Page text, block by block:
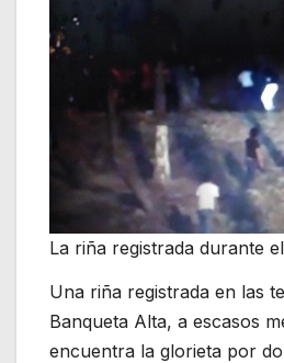
La riña registrada durante
Una riña registrada en las
Banqueta Alta, a escasos
encuentra la glorieta por